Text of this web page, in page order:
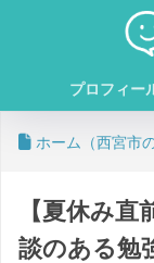
プロフィー
ホーム
【夏休み
談のある勉